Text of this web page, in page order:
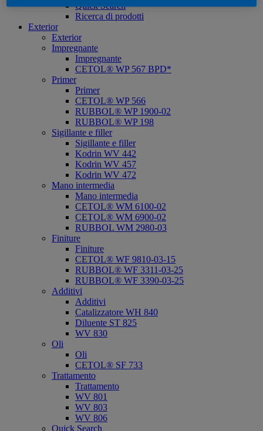
Quick Search
Ricerca di prodotti
Exterior
Exterior
Impregnante
Impregnante
CETOL® WP 567 BPD*
Primer
Primer
CETOL® WP 566
RUBBOL® WP 1900-02
RUBBOL® WP 198
Sigillante e filler
Sigillante e filler
Kodrin WV 442
Kodrin WV 457
Kodrin WV 472
Mano intermedia
Mano intermedia
CETOL® WM 6100-02
CETOL® WM 6900-02
RUBBOL WM 2980-03
Finiture
Finiture
CETOL® WF 9810-03-15
RUBBOL® WF 3311-03-25
RUBBOL® WF 3390-03-25
Additivi
Additivi
Catalizzatore WH 840
Diluente ST 825
WV 830
Oli
Oli
CETOL® SF 733
Trattamento
Trattamento
WV 801
WV 803
WV 806
Quick Search